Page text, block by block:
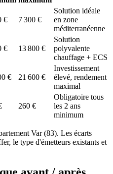
€ 7 300 €
Solution idéale
en zone
méditerranéenne
€ 13 800 €
Solution
polyvalente
chauffage + ECS
€ 21 600 €
Investissement
élevé, rendement
maximal
260 €
Obligatoire tous
les 2 ans
minimum
Var(83). Les écarts
le type d'émetteurs existants et